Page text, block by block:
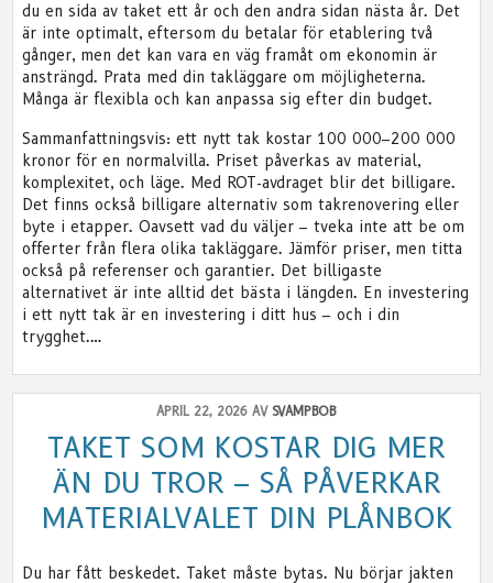
du en sida av taket ett år och den andra sidan nästa år. Det
är inte optimalt, eftersom du betalar för etablering två
gånger, men det kan vara en väg framåt om ekonomin är
ansträngd. Prata med din takläggare om möjligheterna.
Många är flexibla och kan anpassa sig efter din budget.
Sammanfattningsvis: ett nytt tak kostar 100 000–200 000
kronor för en normalvilla. Priset påverkas av material,
komplexitet, och läge. Med ROT-avdraget blir det billigare.
Det finns också billigare alternativ som takrenovering eller
byte i etapper. Oavsett vad du väljer – tveka inte att be om
offerter från flera olika takläggare. Jämför priser, men titta
också på referenser och garantier. Det billigaste
alternativet är inte alltid det bästa i längden. En investering
i ett nytt tak är en investering i ditt hus – och i din
trygghet.…
APRIL 22, 2026 AV SVAMPBOB
TAKET SOM KOSTAR DIG MER
ÄN DU TROR – SÅ PÅVERKAR
MATERIALVALET DIN PLÅNBOK
Du har fått beskedet. Taket måste bytas. Nu börjar jakten